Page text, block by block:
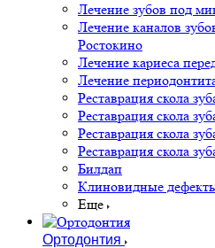
Лечение зубов под
Лечение каналов
Ростокино
Лечение кариеса
Лечение
Реставрация скола
Реставрация скола
Реставрация скола
Реставрация скола
Билдап
Клиновидные
Еще
Ортодонтия